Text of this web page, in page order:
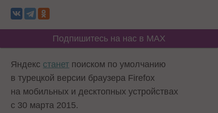
Подпишитесь на нас в MAX
Яндекс станет поиском по умолчанию
в турецкой версии браузера Firefox
на мобильных и десктопных устройствах
с 30 марта 2015.